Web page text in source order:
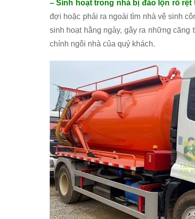
– Sinh hoạt trong nhà bị đảo lộn rõ rệt
đợi hoặc phải ra ngoài tìm nhà vệ sinh
sinh hoạt hằng ngày, gây ra những
chính ngôi nhà của quý khách.